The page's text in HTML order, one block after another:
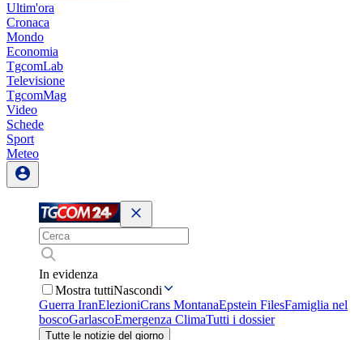
Ultim'ora
Cronaca
Mondo
Economia
TgcomLab
Televisione
TgcomMag
Video
Schede
Sport
Meteo
In evidenza
Mostra tuttiNascondi
Guerra IranElezioniCrans MontanaEpstein FilesFamiglia nel
boscoGarlascoEmergenza ClimaTutti i dossier
Tutte le notizie del giorno